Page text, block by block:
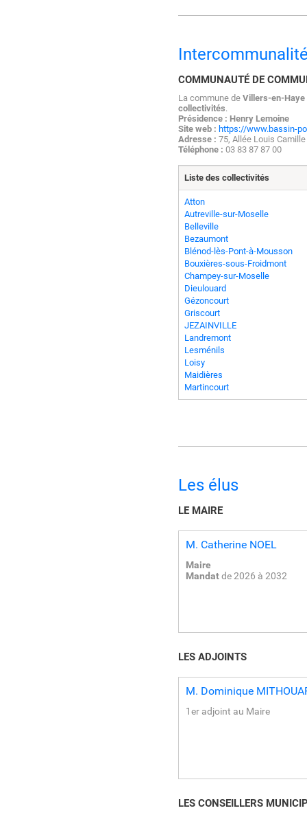
COMMUNAUTÉ DE
La commune de Villers-en-Haye
collectivités.
Présidence : Henry Lemoine
Site web : https://www.bassin-
Adresse : 75, Allée Louis Camille
Téléphone : 03 83 87 87 00
Liste des collectivités
Atton
Autreville-sur-Moselle
Belleville
Bezaumont
Blénod-lès-Pont-à-Mousson
Bouxières-sous-Froidmont
Champey-sur-Moselle
Dieulouard
Gézoncourt
Griscourt
JEZAINVILLE
Landremont
Lesménils
Loisy
Maidières
Martincourt
Les élus
LE MAIRE
M. Catherine NOEL
Maire
Mandatde 2026 à 2032
LES ADJOINTS
M. Dominique
1er adjoint au Maire
LES CONSEILLERS